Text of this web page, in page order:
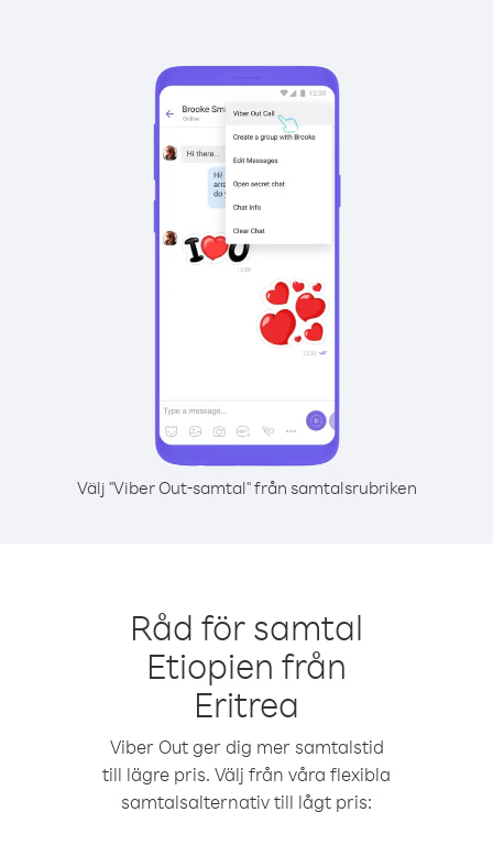
Välj "Viber Out-samtal" från samtalsrubriken
Råd för samtal
Etiopien från
Eritrea
Viber Out ger dig mer samtalstid
till lägre pris. Välj från våra flexibla
samtalsalternativ till lågt pris: